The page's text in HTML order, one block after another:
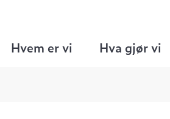
Hvem er vi Hva gjør vi